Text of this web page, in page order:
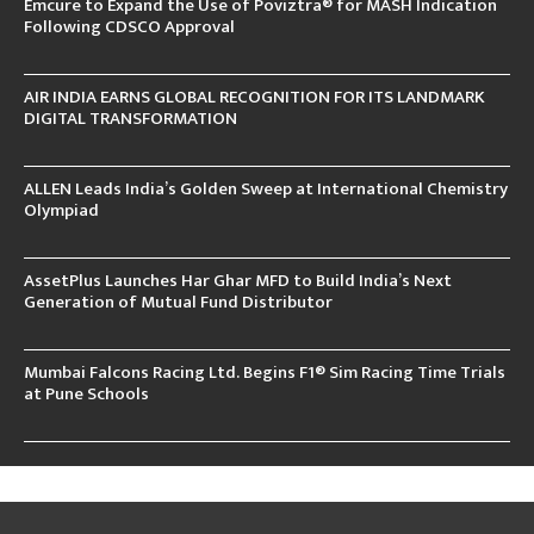
Following CDSCO Approval
AIR INDIA EARNS GLOBAL RECOGNITION FOR ITS LANDMARK
DIGITAL TRANSFORMATION
ALLEN Leads India’s Golden Sweep at International Chemistry
Olympiad
AssetPlus Launches Har Ghar MFD to Build India’s Next
Generation of Mutual Fund Distributor
Mumbai Falcons Racing Ltd. Begins F1® Sim Racing Time Trials
at Pune Schools